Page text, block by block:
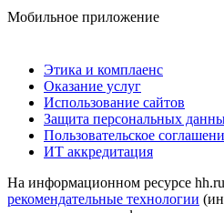
Мобильное приложение
Этика и комплаенс
Оказание услуг
Использование сайтов
Защита персональных
Пользовательское
ИТ аккредитация
На информационном ресурсе hh.ru
рекомендательные технологии